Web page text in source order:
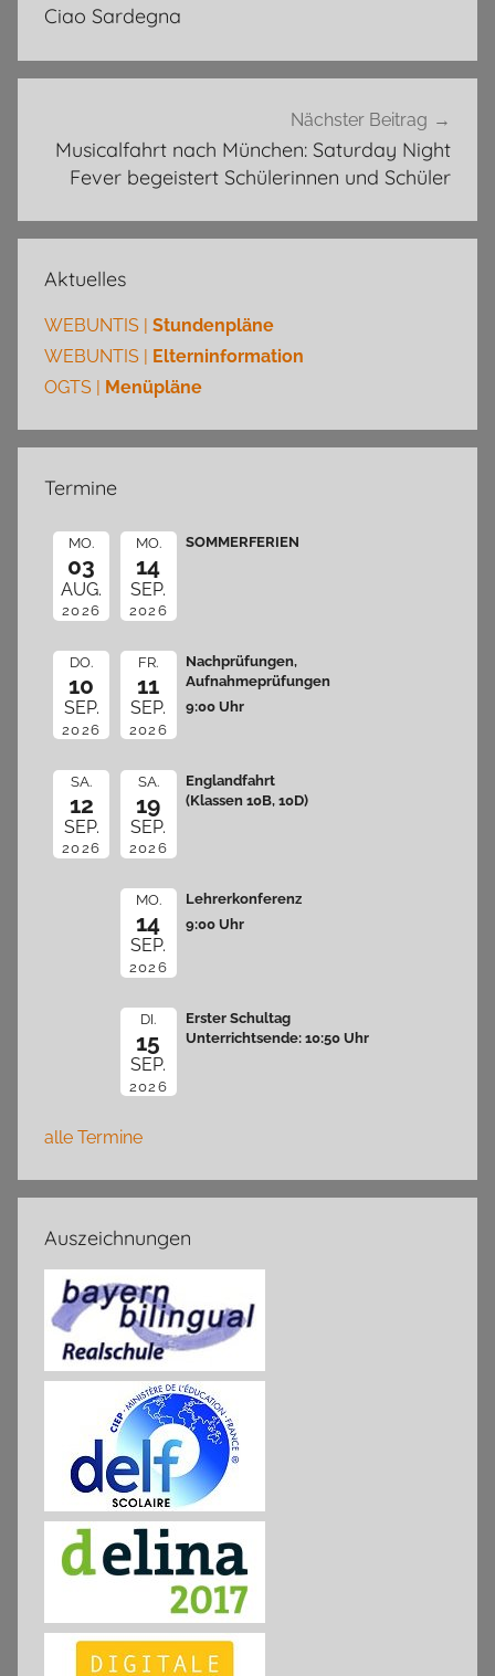
Ciao Sardegna
Nächster Beitrag
Musicalfahrt nach München: Saturday Night
Fever begeistert Schülerinnen und Schüler
Aktuelles
WEBUNTIS | Stundenpläne
WEBUNTIS | Elterninformation
OGTS | Menüpläne
Termine
MO.
03
AUG.
2026
MO.
14
SEP.
2026
SOMMERFERIEN
DO.
10
SEP.
2026
FR.
11
SEP.
2026
Nachprüfungen,
Aufnahmeprüfungen
9:00 Uhr
SA.
12
SEP.
2026
SA.
19
SEP.
2026
Englandfahrt
(Klassen 10B, 10D)
MO.
14
SEP.
2026
Lehrerkonferenz
9:00 Uhr
DI.
15
SEP.
2026
Erster Schultag
Unterrichtsende: 10:50 Uhr
alle Termine
Auszeichnungen